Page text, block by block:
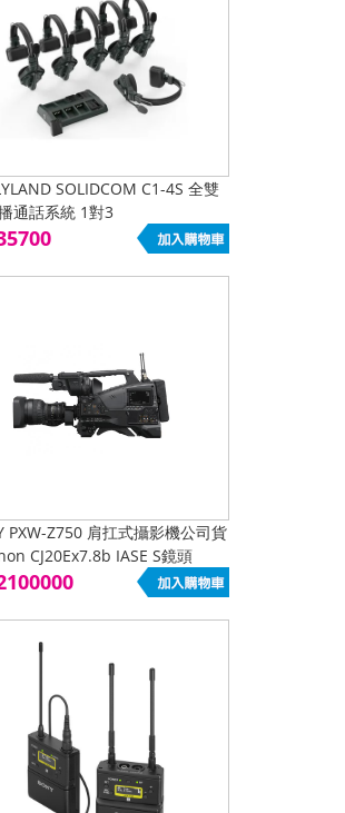
SOLIDCOM C1-4S 全雙
通話系統 1對3
PXW-Z750 肩扛式攝影機公司貨
CJ20Ex7.8b IASE S鏡頭